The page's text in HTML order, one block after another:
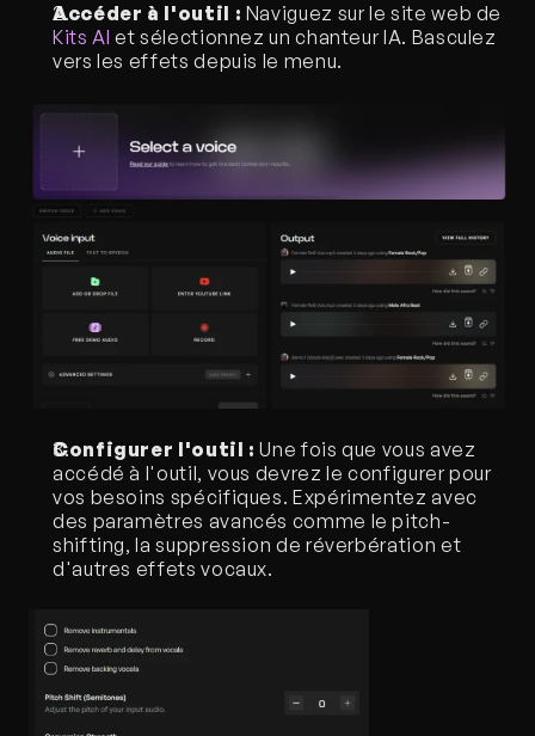
Accéder à l'outil :
Kits AI et sélectionnez un chanteur IA. Basculez
vers les effets depuis le menu.
Configurer l'outil : Une fois que vous avez
accédé à l'outil, vous devrez le configurer pour
vos besoins spécifiques. Expérimentez avec
des paramètres avancés comme le pitch-
shifting, la suppression de réverbération et
d'autres effets vocaux.